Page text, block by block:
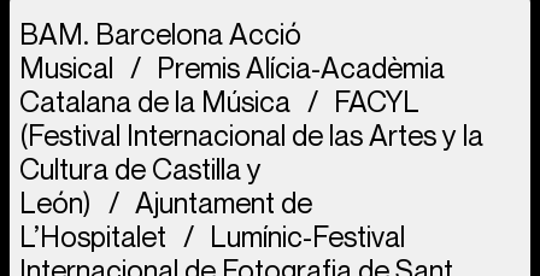
BAM. Barcelona Acció
Musical
Premis Alícia-Acadèmia
Catalana de la Música
FACYL
(Festival Internacional de las Artes y la
Cultura de Castilla y
León)
Ajuntament de
L’Hospitalet
Lumínic-Festival